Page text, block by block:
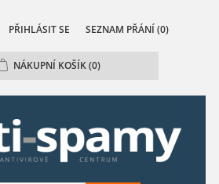
PŘIHLÁSIT SE SEZNAM PŘÁNÍ (0)
NÁKUPNÍ KOŠÍK(0)